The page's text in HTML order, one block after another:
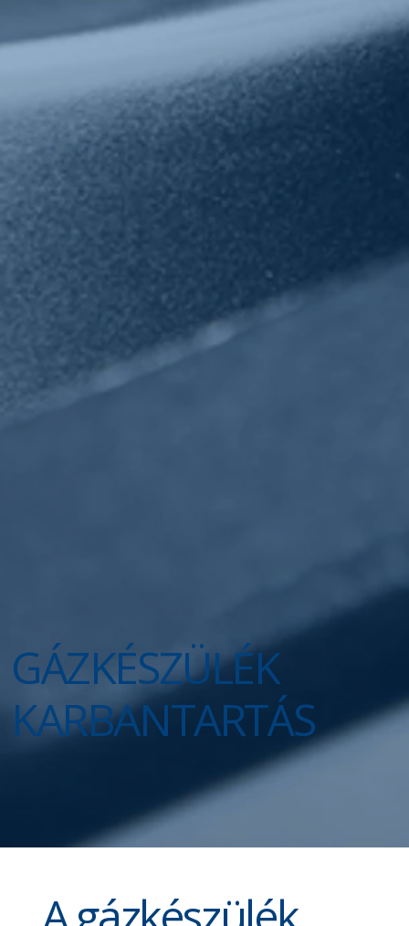
GÁZKÉSZÜLÉK
KARBANTARTÁS